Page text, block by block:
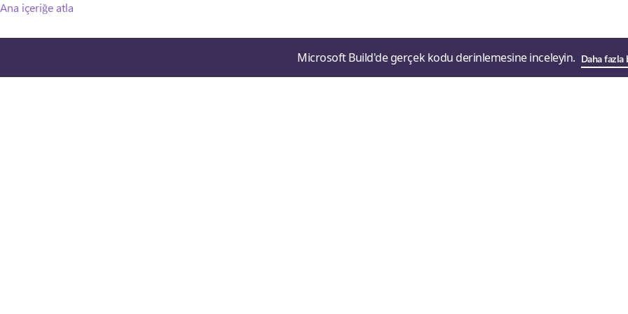
Ana içeriğe atla
Microsoft Build'de gerçek kodu derinlemesine inceleyin. Daha fazla